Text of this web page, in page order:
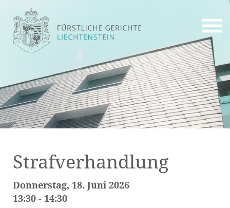
Strafverhandlung
Donnerstag, 18. Juni 2026
13:30 - 14:30